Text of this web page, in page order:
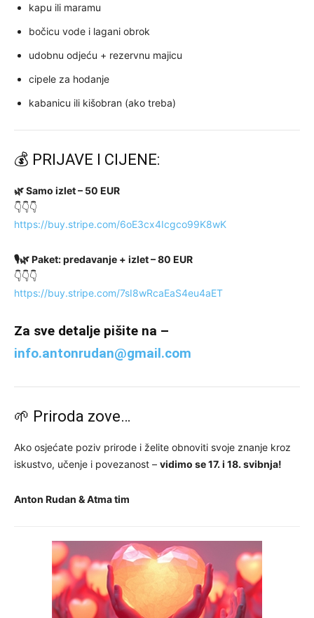
kapu ili maramu
bočicu vode i lagani obrok
udobnu odjeću + rezervnu majicu
cipele za hodanje
kabanicu ili kišobran (ako treba)
💰 PRIJAVE I CIJENE:
🌿 Samo izlet – 50 EUR
👇👇👇
https://buy.stripe.com/6oE3cx4Icgco99K8wK
🎙🌿 Paket: predavanje + izlet – 80 EUR
👇👇👇
https://buy.stripe.com/7sI8wRcaEaS4eu4aET
Za sve detalje pišite na –
info.antonrudan@gmail.com
🌱 Priroda zove…
Ako osjećate poziv prirode i želite obnoviti svoje znanje kroz
iskustvo, učenje i povezanost – vidimo se 17. i 18. svibnja!
Anton Rudan & Atma tim